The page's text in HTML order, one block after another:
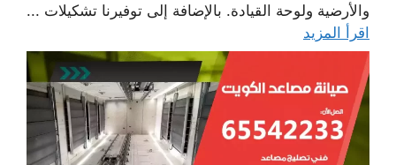
والأرضية ولوحة القيادة. بالإضافة إلى توفيرنا تشكيلات ...
اقرأ المزيد